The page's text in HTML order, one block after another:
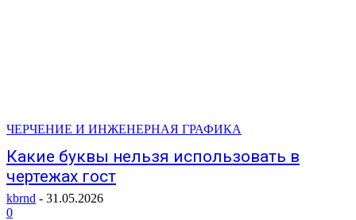
ЧЕРЧЕНИЕ И ИНЖЕНЕРНАЯ ГРАФИКА
Какие буквы нельзя использовать в
чертежах гост
kbrnd - 31.05.2026
0